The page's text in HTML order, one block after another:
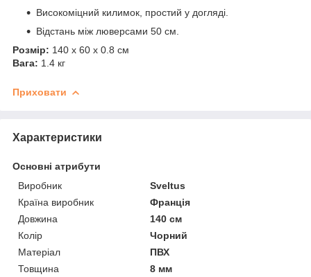
Високоміцний килимок, простий у догляді.
Відстань між люверсами 50 см.
Розмір: 140 х 60 х 0.8 см
Вага: 1.4 кг
Приховати
Характеристики
Основні атрибути
Виробник
Sveltus
Країна виробник
Франція
Довжина
140 см
Колір
Чорний
Матеріал
ПВХ
Товщина
8 мм